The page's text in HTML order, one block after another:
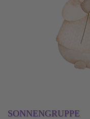
SONNENGRUPPE